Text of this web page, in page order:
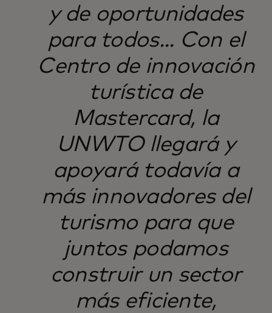
y de oportunidades
para todos... Con el
Centro de innovación
turística de
Mastercard, la
UNWTO llegará y
apoyará todavía a
más innovadores del
turismo para que
juntos podamos
construir un sector
más eficiente,